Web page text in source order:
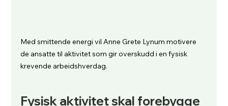
Med smittende energi vil Anne Grete Lynum motivere
de ansatte til aktivitet som gir overskudd i en fysisk
krevende arbeidshverdag.
Fysisk aktivitet skal forebygge